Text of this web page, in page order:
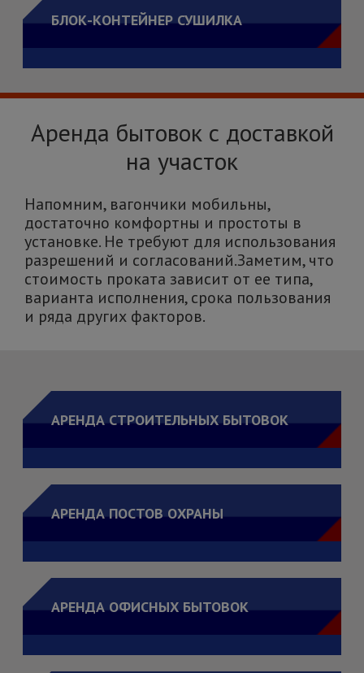
БЛОК-КОНТЕЙНЕР СУШИЛКА
Аренда бытовок с доставкой
на участок
Напомним, вагончики мобильны,
достаточно комфортны и простоты в
установке. Не требуют для использования
разрешений и согласований.Заметим, что
стоимость проката зависит от ее типа,
варианта исполнения, срока пользования
и ряда других факторов.
АРЕНДА СТРОИТЕЛЬНЫХ БЫТОВОК
АРЕНДА ПОСТОВ ОХРАНЫ
АРЕНДА ОФИСНЫХ БЫТОВОК